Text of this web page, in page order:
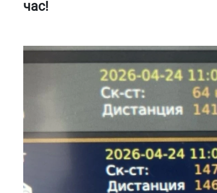
час!